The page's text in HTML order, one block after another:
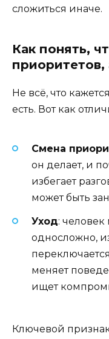
сложиться иначе.
Как понять,
приоритетов,
Не всё, что
есть. Вот как
Смена
он делает, и
избегает
может быть
Уход: человек
односложно,
меняет
ищет
Ключевой